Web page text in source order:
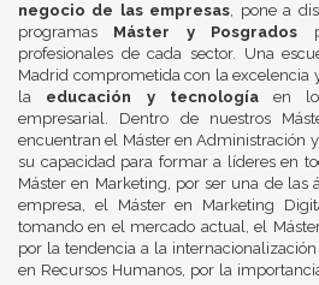
negocio de las empresas, pone a
programas Máster y Posgrados
profesionales de cada sector. Una
Madrid comprometida con la excelencia
la educación y tecnologíaen los
empresarial. Dentro de nuestros
encuentran el Máster en Administración
su capacidad para formar a líderes en
Máster en Marketing, por ser una de las
empresa, el Máster en Marketing
tomando en el mercado actual, el
por la tendencia a la
en Recursos Humanos, por la